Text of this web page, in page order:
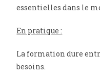
essentielles dans le
En pratique :
La formation dure
besoins.